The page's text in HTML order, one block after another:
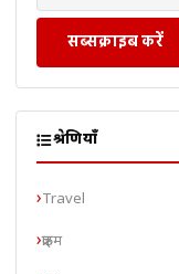
सब्सक्राइब करें
श्रेणियाँ
Travel
क्राइम